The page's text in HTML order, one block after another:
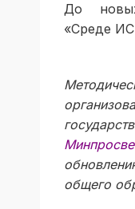
До
«Среде
общего